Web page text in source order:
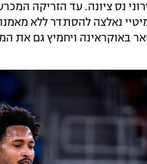
נאלצה להסתדר ללא
באוקראינה ויחמיץ גם את